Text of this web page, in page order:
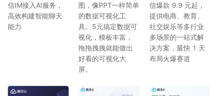
信IM接入AI服务，
高效构建智能聊天
能力
图，像PPT一样简单
的数据可视化工
具。5元搞定数据可
视化，模板丰富，
拖拖拽拽就能做出
好看的可视化大
屏。
信爆款 9.9 元起，
提供电商、教育、
社交娱乐等多行业
多场景的一站式解
决方案，最快 1 天
布局火爆赛道